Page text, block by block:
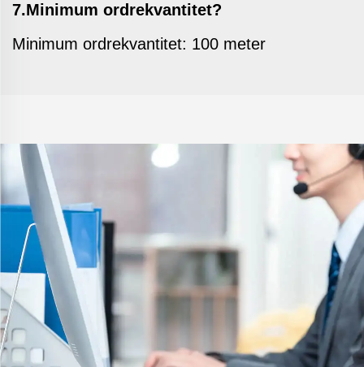
7.Minimum ordrekvantitet?
Minimum ordrekvantitet: 100 meter